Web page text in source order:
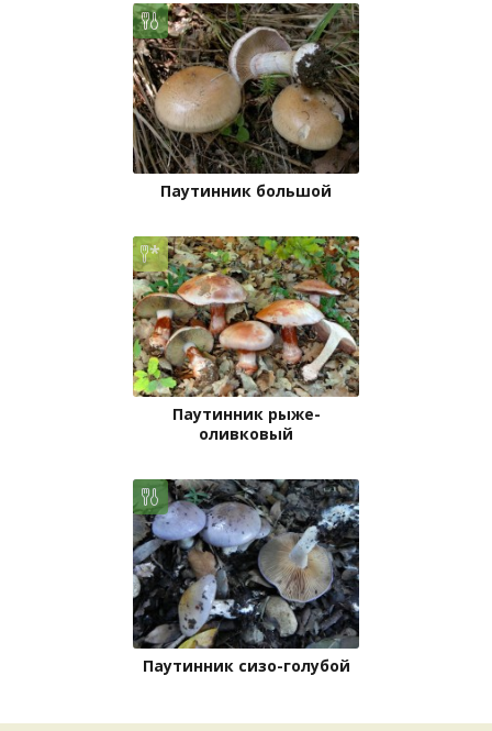
Паутинник большой
Паутинник рыже-
оливковый
Паутинник сизо-голубой